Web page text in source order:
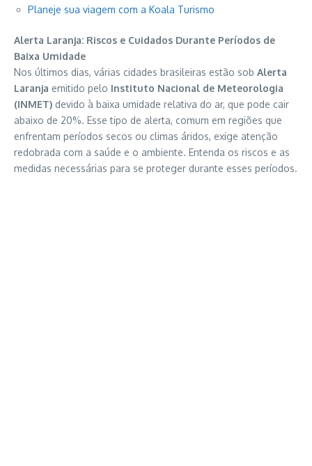
Planeje sua viagem com a Koala Turismo
Alerta Laranja: Riscos e Cuidados Durante Períodos de
Baixa Umidade
Nos últimos dias, várias cidades brasileiras estão sob Alerta
Laranja emitido pelo Instituto Nacional de Meteorologia
(INMET) devido à baixa umidade relativa do ar, que pode cair
abaixo de 20%. Esse tipo de alerta, comum em regiões que
enfrentam períodos secos ou climas áridos, exige atenção
redobrada com a saúde e o ambiente. Entenda os riscos e as
medidas necessárias para se proteger durante esses períodos.